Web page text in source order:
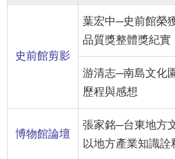
箱
導
覽
史前館剪影
葉宏中─史前館榮
品質獎整體獎紀實
游清志─南島文化
歷程與感想
博物館論壇
張家銘─台東地方
以地方產業知識詮